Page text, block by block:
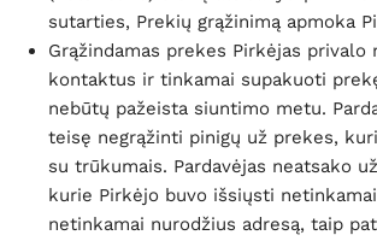
sutarties, Prekių grąžinimą apmoka
Grąžindamas prekes Pirkėjas privalo
kontaktus ir tinkamai supakuoti
nebūtų pažeista siuntimo metu.
teisę negrąžinti pinigų už prekes,
su trūkumais. Pardavėjas neatsako
kurie Pirkėjo buvo išsiųsti
netinkamai nurodžius adresą, taip